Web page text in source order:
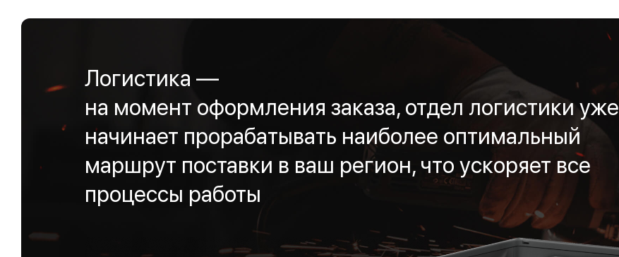
Логистика —
на момент оформления заказа, отдел логистики уже
начинает прорабатывать наиболее оптимальный
маршрут поставки в ваш регион, что ускоряет все
процессы работы